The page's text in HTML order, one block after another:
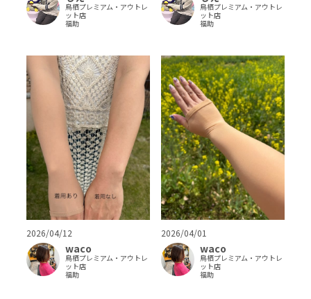
鳥栖プレミアム・アウトレ
ット店
福助
鳥栖プレミアム・アウトレ
ット店
福助
2026/04/12
waco
鳥栖プレミアム・アウトレ
ット店
福助
2026/04/01
waco
鳥栖プレミアム・アウトレ
ット店
福助